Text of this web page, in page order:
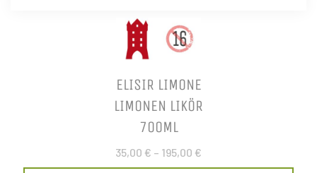
ELISIR LIMONE
LIMONEN LIKÖR
700ML
35,00 € – 195,00 €